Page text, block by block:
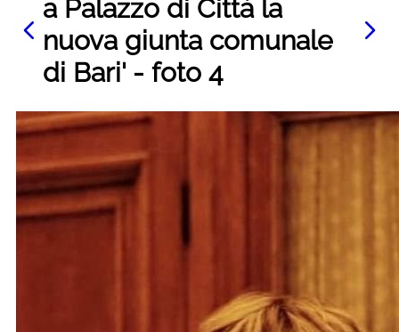
a Palazzo di Città la
nuova giunta comunale
di Bari' - foto 4